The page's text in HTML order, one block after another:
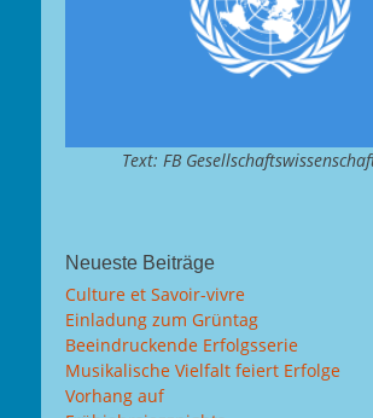
Text: FB
Neueste Beiträge
Culture et Savoir-vivre
Einladung zum Grüntag
Beeindruckende Erfolgsserie
Musikalische Vielfalt feiert Erfolge
Vorhang auf